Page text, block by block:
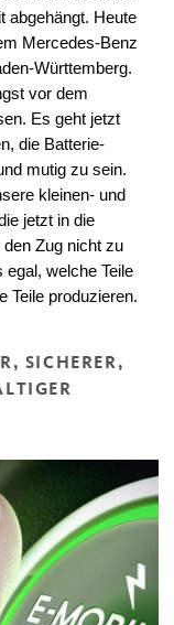
abgehängt. Heute
Mercedes-Benz
Württemberg.
vor dem
Es geht jetzt
die Batterie-
mutig zu sein.
kleinen- und
jetzt in die
Zug nicht zu
welche Teile
Teile produzieren.
SICHERER,